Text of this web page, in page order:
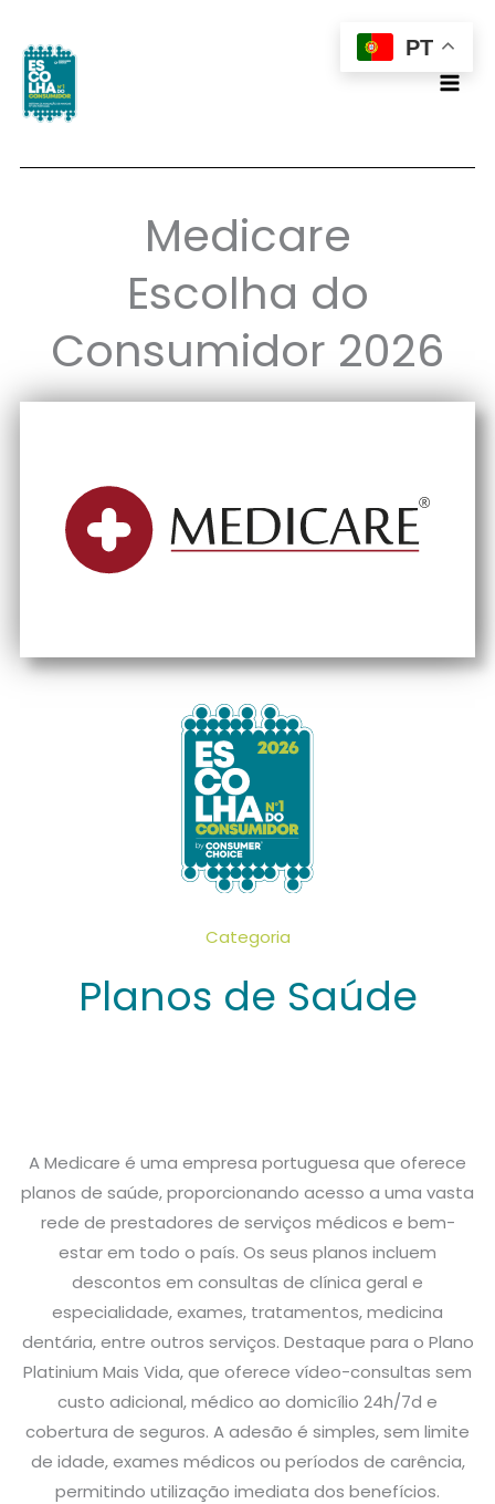
Skip
content
Medicare
Escolha do
Consumidor 2026
Categoria
Planos de Saúde
A Medicare é uma empresa portuguesa que oferece
planos de saúde, proporcionando acesso a uma vasta
rede de prestadores de serviços médicos e bem-
estar em todo o país. Os seus planos incluem
descontos em consultas de clínica geral e
especialidade, exames, tratamentos, medicina
dentária, entre outros serviços. Destaque para o Plano
Platinium Mais Vida, que oferece vídeo-consultas sem
custo adicional, médico ao domicílio 24h/7d e
cobertura de seguros. A adesão é simples, sem limite
de idade, exames médicos ou períodos de carência,
permitindo utilização imediata dos benefícios.
PT